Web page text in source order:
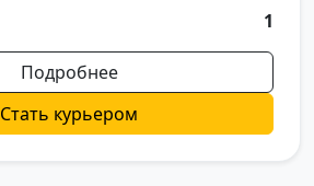
1
Подробнее
Стать курьером